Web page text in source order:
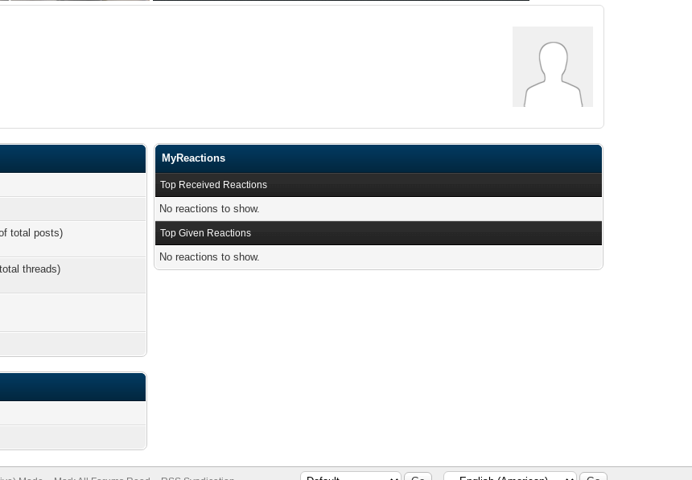
total posts)
threads)
MyReactions
Top Received Reactions
No reactions to show.
Top Given Reactions
No reactions to show.